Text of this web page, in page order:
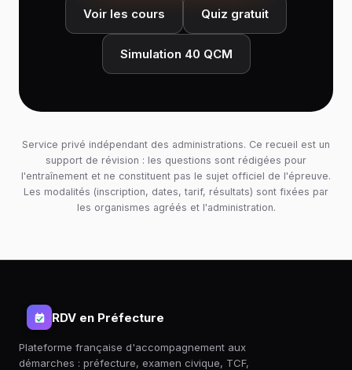
Voir les cours Quiz gratuit
Simulation 40 QCM
Service privé indépendant des administrations. Ce recueil est un
support de révision : les questions sont rédigées pour
l'entraînement et ne constituent pas le sujet officiel de l'épreuve.
Les modalités (inscription, dates, tarif, résultats) sont fixées par
les organismes agréés et l'administration.
RDV en Préfecture
Plateforme française d'accompagnement aux
démarches : préfecture, examen civique, TCF,